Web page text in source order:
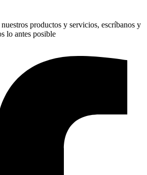
productos y servicios, escríbanos y
lo antes posible